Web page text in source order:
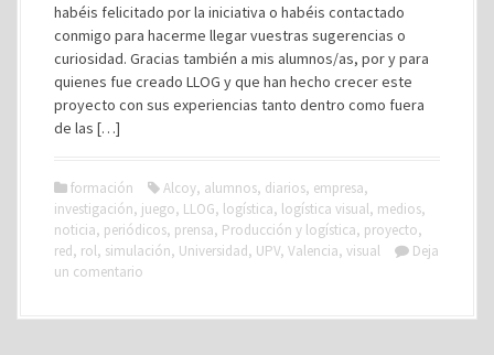
habéis felicitado por la iniciativa o habéis contactado
conmigo para hacerme llegar vuestras sugerencias o
curiosidad. Gracias también a mis alumnos/as, por y para
quienes fue creado LLOG y que han hecho crecer este
proyecto con sus experiencias tanto dentro como fuera
de las […]
formación Alcoy, alumnos, diarios, empresa,
investigación, juego, LLOG, logística, logística visual, medios,
noticia, periódicos, prensa, Producción y logística, proyecto,
red, rol, simulación, Universidad, UPV, Valencia, visual
Deja
un comentario